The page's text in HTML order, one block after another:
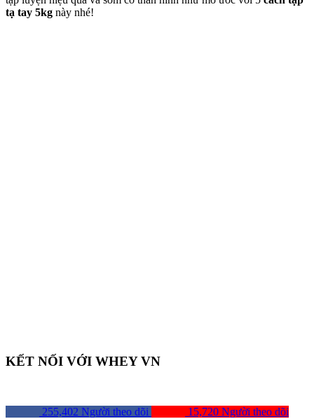
tạ tay 5kg này nhé!
KẾT NỐI VỚI WHEY VN
255,402 Người theo dõi 15,720 Người theo dõi